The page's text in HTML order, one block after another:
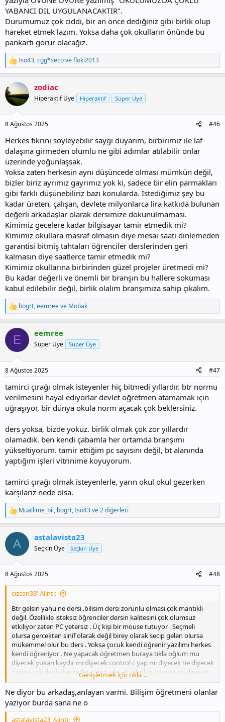
olmamız lazım.
Süreç için belirleyeceğimiz yol haritasını konuşalım bence bundan
sonraki mesajlarda.
YABANCI DİL UYGULANACAKTIR".
Durumumuz çok ciddi, bir an önce dediğiniz gibi birlik olup
hareket etmek lazım. Yoksa daha çok okulların önünde bu
pankartı görür olacağız.
T
e
k
i
l
İso43,cgg*secovefloki2013
zodiac
Hiperaktif Üye Hiperaktif Süper Üye
8 Ağustos 2025 #46
Herkes fikrini söyleyebilir saygı duyarım, birbirimiz ile laf
dalaşına girmeden olumlu ne gibi adımlar atılabilir onlar
üzerinde yoğunlaşsak.
Yoksa zaten herkesin aynı düşüncede olması mümkün değil,
bizler biriz ayrımız gayrımız yok ki, sadece bir elin parmakları
gibi farklı düşünebiliriz bazı konularda. İstediğimiz şey bu
kadar üreten, çalışan, devlete milyonlarca lira katkıda bulunan
değerli arkadaşlar olarak dersimize dokunulmaması.
Kimimiz gecelere kadar bilgisayar tamir etmedik mi?
Kimimiz okullara masraf olmasın diye mesai saati dinlemeden
garantisi bitmiş tahtaları öğrenciler derslerinden geri
kalmasın diye saatlerce tamir etmedik mi?
Kimimiz okullarına birbirinden güzel projeler üretmedi mi?
Bu kadar değerli ve önemli bir branşın bu hallere sokuması
kabul edilebilir değil, birlik olalım branşımıza sahip çıkalım.
T
e
k
l
bogrt,eemreeve Mobak
E eemree
Süper Üye Süper Üye
8 Ağustos 2025 #47
tamirci çırağı olmak isteyenler hiç bitmedi yıllardır. btr normu
verilmesini hayal ediyorlar devlet öğretmen atamamak için
uğraşıyor, bir dünya okula norm açacak çok beklersiniz.
ders yoksa, bizde yokuz. birlik olmak çok zor yıllardır
olamadık. ben kendi çabamla her ortamda branşımı
yükseltiyorum. tamir ettiğim pc sayısını değil, bt alanında
yaptığım işleri vitrinime koyuyorum.
tamirci çırağı olmak isteyenlerle, yarın okul okul gezerken
karşılarız nede olsa.
T
e
k
l
Muallime_bil, bogrt,İso43ve 2 diğerleri
A astalavista23
Seçkin Üye Seçkin Üye
8 Ağustos 2025 #48
cizcan38' Alıntı:
Btr gelsin yahu ne dersi .bilisim dersi zorunlu olması çok mantıklı
değil. Özellikle isteksiz öğrenciler dersin kalitesini çok olumsuz
etkiliyor zaten PC yetersiz . Üç kişi bir mouse tutuyor . Seçmeli
olursa gercekten sinif olarak değil birey olarak secip gelen olursa
mükemmel olur bu ders . Yoksa çocuk kendi öğrenir yazılımı herkes
kendi öğreniyor . Ne yapacak öğretmen buraya tıkla oğlum mu
diyecek yukarı kaydır mı diyecek control c yap mi diyecek ne diyecek
dünya çok değişti askerler robot olacak pilotluk bitecek mi diyecek.
Dünya da büyük proje sahiplerine bak kim bilgisayar dersi almış
.lütfen mantıklı düşünelim bu dersin zorunlu haliyle bir gereği yok.
Böyle dusunen arkadaşlar bakanlığa yazsın
Genişletmek için tıkla ...
Ne diyor bu arkadaş,anlayan varmi. Bilişim öğretmeni olanlar
yaziyor burda sana ne o
astalavista23' Alıntı: